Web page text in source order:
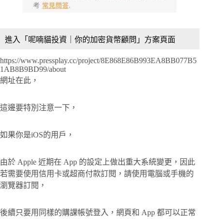
進入「呢喃貓投資｜你的加密貨幣顧問」方案頁面
https://www.pressplay.cc/project/8E868E86B993EA8BB077B5
1AB8B9BD99/about
網址在此，
這邊要特別注意一下，
如果你是iOS的用戶，
由於 Apple 近期在 App 的設定上做出重大系統變更，因此
若需要使用信用卡或超商付款訂閱，請使用電腦或手機的
瀏覽器訂閱，
後續只要用同樣的購課帳號登入，網頁和 App 都可以正常